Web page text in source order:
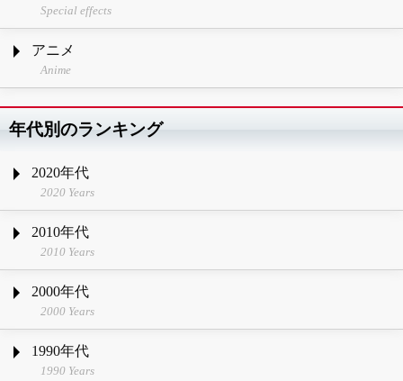
Special effects
アニメ
Anime
年代別のランキング
2020年代
2020 Years
2010年代
2010 Years
2000年代
2000 Years
1990年代
1990 Years